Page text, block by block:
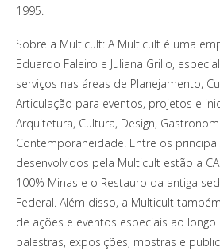
1995.
Sobre a Multicult: A Multicult é uma
Eduardo Faleiro e Juliana Grillo,
serviços nas áreas de Planejamento,
Articulação para eventos, projetos e
Arquitetura, Cultura, Design,
Contemporaneidade. Entre os
desenvolvidos pela Multicult estão a
100% Minas e o Restauro da antiga
Federal. Além disso, a Multicult
de ações e eventos especiais ao
palestras, exposições, mostras e